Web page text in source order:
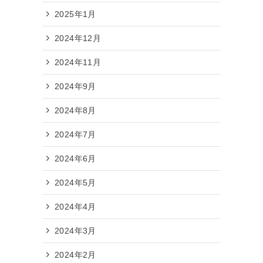
2025年1月
2024年12月
2024年11月
2024年9月
2024年8月
2024年7月
2024年6月
2024年5月
2024年4月
2024年3月
2024年2月